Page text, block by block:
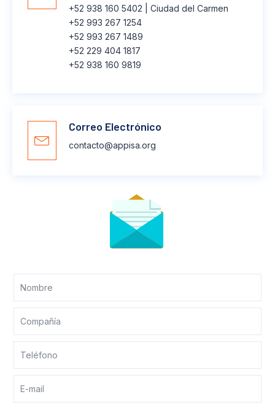
+52 938 160 5402 | Ciudad del Carmen
+52 993 267 1254
+52 993 267 1489
+52 229 404 1817
+52 938 160 9819
Correo Electrónico
contacto@appisa.org